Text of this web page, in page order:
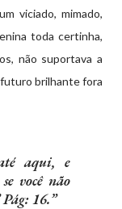
viciado, mimado,
toda certinha,
não suportava a
brilhante fora
aqui, e
você não
16.